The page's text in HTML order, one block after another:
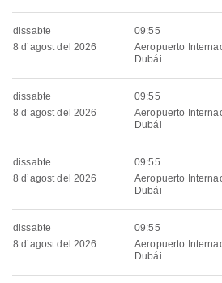
dissabte
8 d’agost del 2026
09:55
Aeropuerto
Dubái
dissabte
8 d’agost del 2026
09:55
Aeropuerto
Dubái
dissabte
8 d’agost del 2026
09:55
Aeropuerto
Dubái
dissabte
8 d’agost del 2026
09:55
Aeropuerto
Dubái